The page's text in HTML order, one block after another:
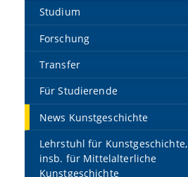
Studium
Forschung
Transfer
Für Studierende
News Kunstgeschichte
Lehrstuhl für Kunstgeschichte,
insb. für Mittelalterliche
Kunstgeschichte